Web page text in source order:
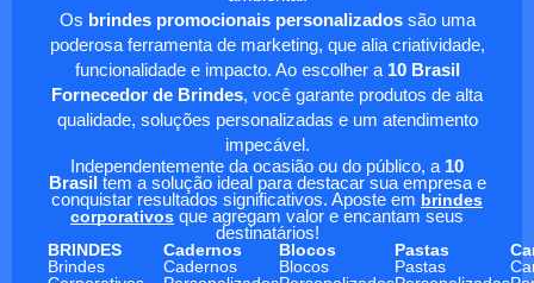
Os brindes promocionais personalizadossão uma
poderosa ferramenta de marketing, que alia criatividade,
funcionalidade e impacto. Ao escolher a 10 Brasil
Fornecedor de Brindes, você garante produtos de alta
qualidade, soluções personalizadas e um atendimento
impecável.
Independentemente da ocasião ou do público, a 10
Brasil tem a solução ideal para destacar sua empresa e
conquistar resultados significativos. Aposte em brindes
corporativos que agregam valor e encantam seus
destinatários!
BRINDES
Cadernos Blocos Pastas
Brindes
Cadernos
Blocos
Pastas